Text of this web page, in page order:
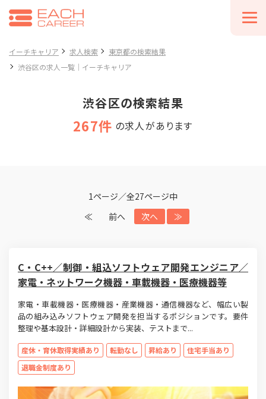
イーチキャリア 求人検索
東京都の検索結果
渋谷区の求人一覧｜イーチキャリア
渋谷区の検索結果
267件 の求人があります
1ページ／全27ページ中
≪
前へ 次へ ≫
C・C++／制御・組込ソフトウェア開発エンジニア／
家電・ネットワーク機器・⾞載機器・医療機器等
家電・車載機器・医療機器・産業機器・通信機器など、幅広い製
品の組み込みソフトウェア開発を担当するポジションです。要件
整理や基本設計・詳細設計から実装、テストまで...
産休・育休取得実績あり 転勤なし 昇給あり
住宅手当あり
退職金制度あり